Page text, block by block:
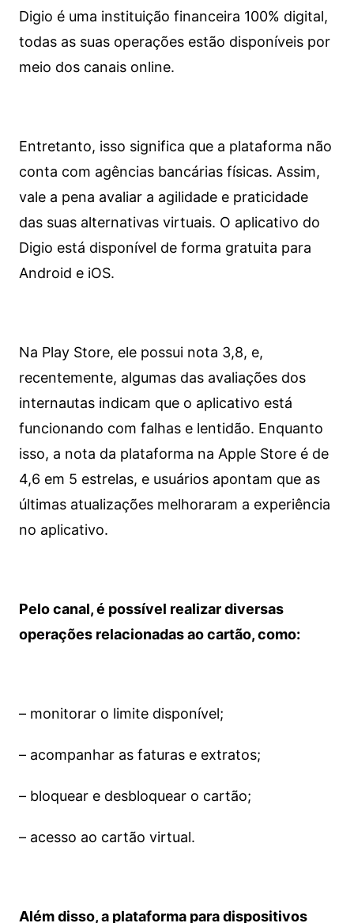
Digio é uma instituição financeira 100% digital,
todas as suas operações estão disponíveis por
meio dos canais online.
Entretanto, isso significa que a plataforma não
conta com agências bancárias físicas. Assim,
vale a pena avaliar a agilidade e praticidade
das suas alternativas virtuais. O aplicativo do
Digio está disponível de forma gratuita para
Android e iOS.
Na Play Store, ele possui nota 3,8, e,
recentemente, algumas das avaliações dos
internautas indicam que o aplicativo está
funcionando com falhas e lentidão. Enquanto
isso, a nota da plataforma na Apple Store é de
4,6 em 5 estrelas, e usuários apontam que as
últimas atualizações melhoraram a experiência
no aplicativo.
Pelo canal, é possível realizar diversas
operações relacionadas ao cartão, como:
– monitorar o limite disponível;
– acompanhar as faturas e extratos;
– bloquear e desbloquear o cartão;
– acesso ao cartão virtual.
Além disso, a plataforma para dispositivos